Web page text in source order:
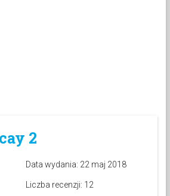
2
Data wydania: 22 maj 2018
Liczba recenzji: 12